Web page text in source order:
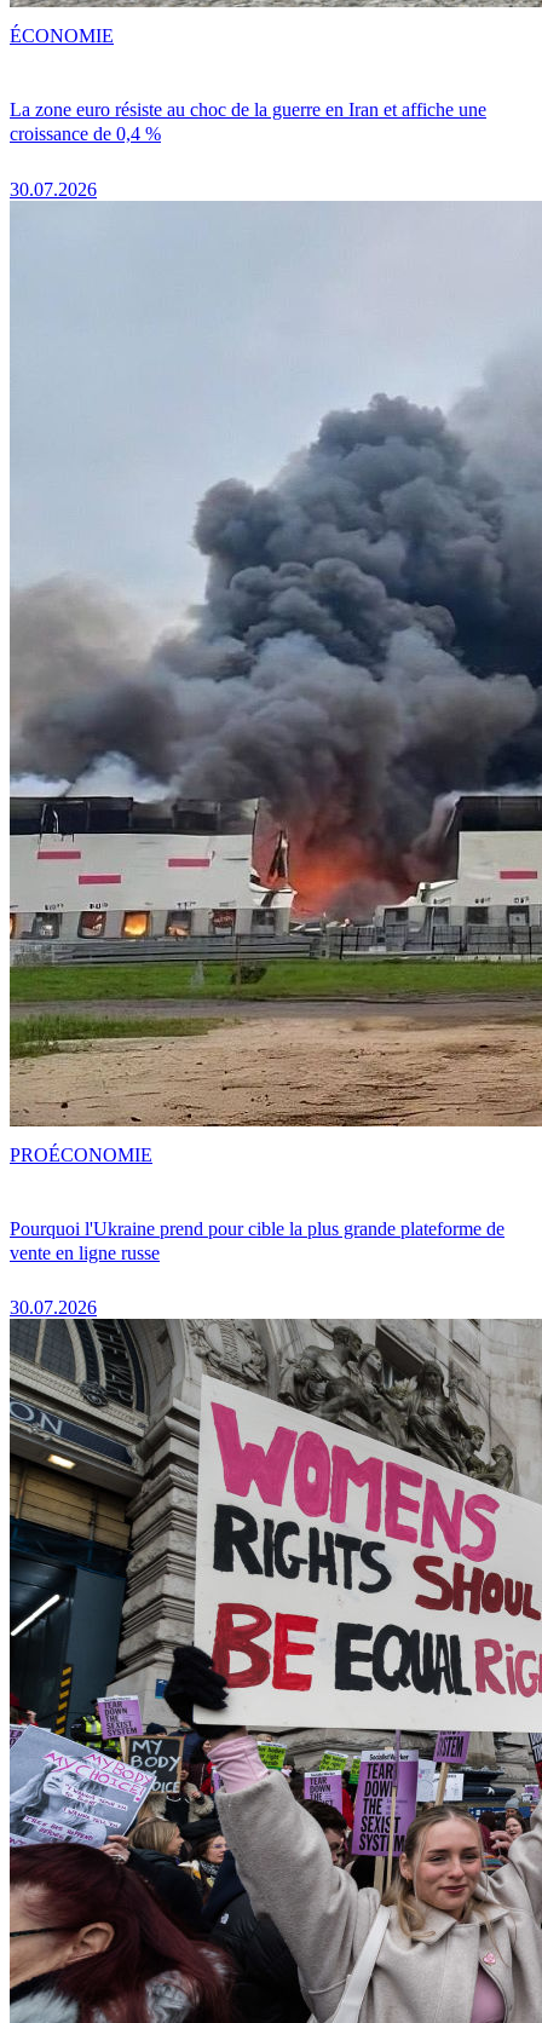
La zone euro résiste au choc de la guerre en Iran et affiche une
croissance de 0,4 %
30.07.2026
ÉCONOMIE
Pourquoi l'Ukraine prend pour cible la plus grande plateforme de
vente en ligne russe
30.07.2026
PROÉCONOMIE